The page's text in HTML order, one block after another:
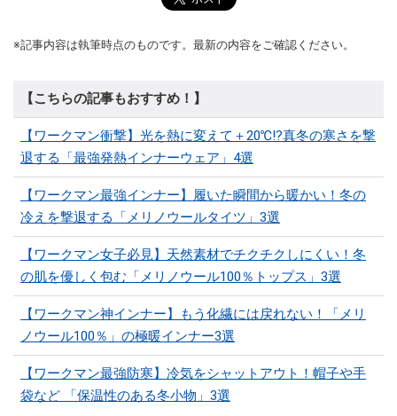
※記事内容は執筆時点のものです。最新の内容をご確認ください。
【こちらの記事もおすすめ！】
【ワークマン衝撃】光を熱に変えて＋20℃!?真冬の寒さを撃
退する「最強発熱インナーウェア」4選
【ワークマン最強インナー】履いた瞬間から暖かい！冬の
冷えを撃退する「メリノウールタイツ」3選
【ワークマン女子必見】天然素材でチクチクしにくい！冬
の肌を優しく包む「メリノウール100％トップス」3選
【ワークマン神インナー】もう化繊には戻れない！「メリ
ノウール100％」の極暖インナー3選
【ワークマン最強防寒】冷気をシャットアウト！帽子や手
袋など 「保温性のある冬小物」3選